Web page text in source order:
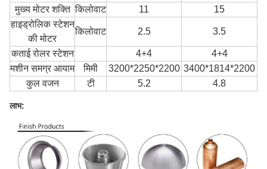
मुख्य मोटर शक्ति किलोवाट 11
15
हाइड्रोलिक स्टेशन
की मोटर
किलोवाट 2.5 3.5
कताई रोलर स्टेशन 4+4
4+4
मशीन समग्र आयाम
मिमी 3200*2250*2200 3400*1814*2200
कुल वजन
टी 5.2 4.8
लाभ: